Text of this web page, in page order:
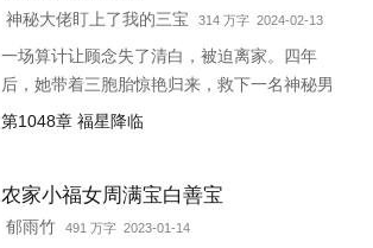
神秘大佬盯上了我的三宝 314 万字 2024-02-13
一场算计让顾念失了清白，被迫离家。四年
后，她带着三胞胎惊艳归来，救下一名神秘男
子。她认为救人是医生天职，却不料男子缠着
鉴定，“乖，我是你们的亲爹。”顾念抚额，带
着三胞胎就跑路……外界传闻，商界霸主陆寒
第1048章 福星降临
农家小福女周满宝白善宝
郁雨竹 491 万字 2023-01-14